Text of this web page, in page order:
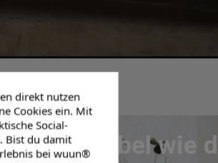
So flexibel wie
direkt nutzen
Cookies ein. Mit
Social-
Bist du damit
bei wuun®